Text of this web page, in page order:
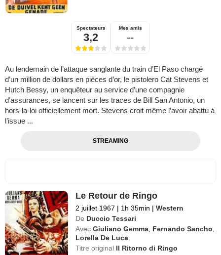
Spectateurs
3,2
Mes amis
--
Au lendemain de l’attaque sanglante du train d’El Paso chargé
d’un million de dollars en pièces d’or, le pistolero Cat Stevens et
Hutch Bessy, un enquêteur au service d’une compagnie
d’assurances, se lancent sur les traces de Bill San Antonio, un
hors-la-loi officiellement mort. Stevens croit même l’avoir abattu à
l’issue ...
STREAMING
Le Retour de Ringo
2 juillet 1967 | 1h 35min | Western
De Duccio Tessari
Avec Giuliano Gemma, Fernando Sancho,
Lorella De Luca
Titre original Il Ritorno di Ringo